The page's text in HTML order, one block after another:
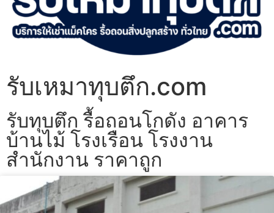
รับเหมาทุบตึก.com
รับทุบตึก รื้อถอนโกดัง อาคาร
บ้านไม้ โรงเรือน โรงงาน
สำนักงาน ราคาถูก